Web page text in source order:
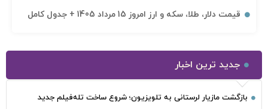
قیمت دلار، طلا، سکه و ارز امروز 15 مرداد 1405 + جدول کامل
جدید ترین اخبار
بازگشت مازیار لرستانی به تلویزیون؛ شروع ساخت تله‌فیلم جدید